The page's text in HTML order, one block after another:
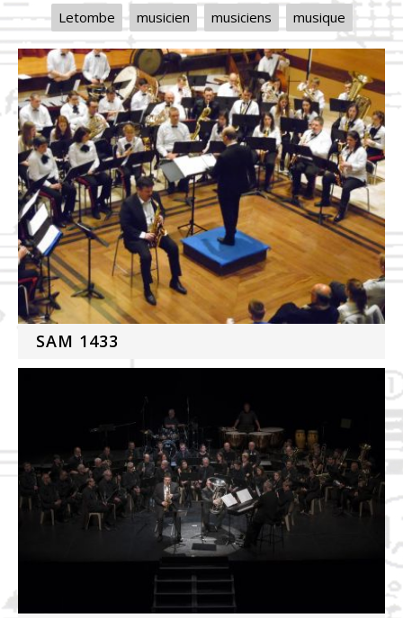
Letombe
musicien musiciens musique
SAM 1433